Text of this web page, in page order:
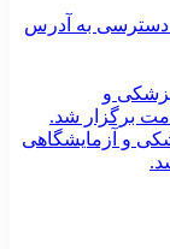
دسترسی به آدرس
و آزمایشگاهی